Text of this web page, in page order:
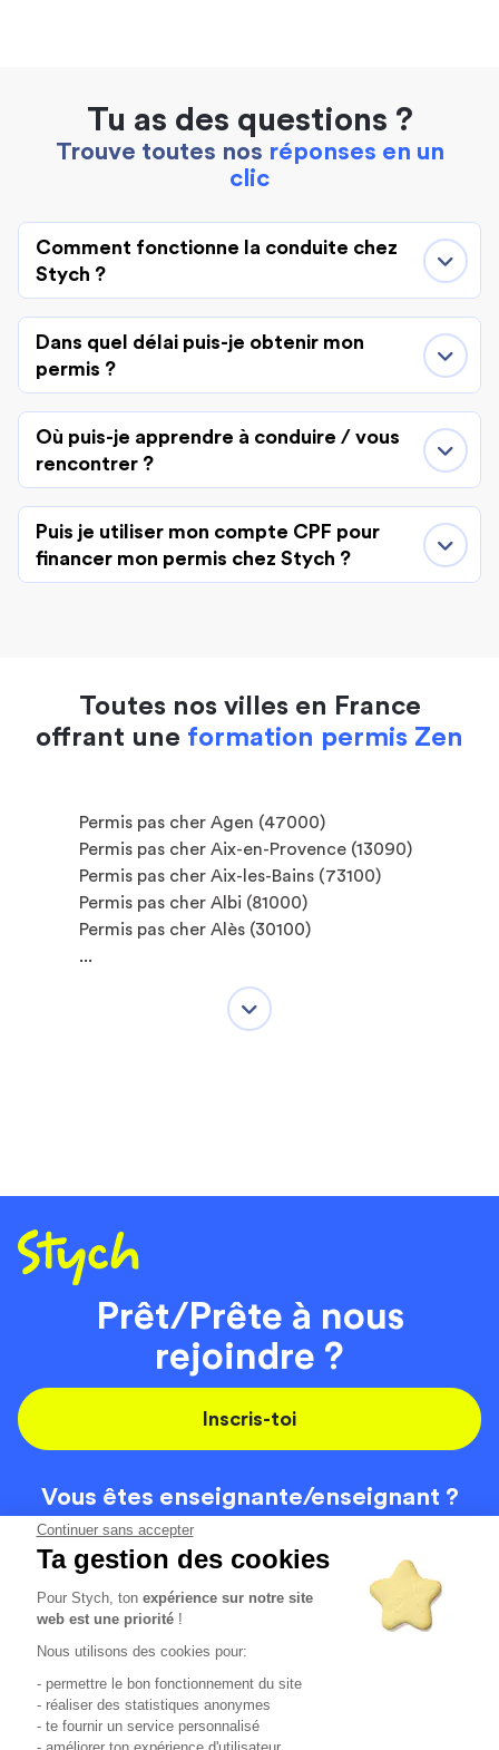
Continuer sans accepter
Ta gestion des cookies
Pour Stych, tonexpérience sur notre site
web est une priorité !
Nous utilisons des cookies pour:
- permettre le bon fonctionnement du site
- réaliser des statistiques anonymes
- te fournir un service personnalisé
- améliorer ton expérience d'utilisateur
Tu as des questions ?
Trouve toutes nos réponses en un
clic
Comment fonctionne la conduite chez
Stych ?
Dans quel délai puis-je obtenir mon
permis ?
Où puis-je apprendre à conduire / vous
rencontrer ?
Puis je utiliser mon compte CPF pour
financer mon permis chez Stych ?
Toutes nos villes en France
offrant une formation permis Zen
Permis pas cher Agen (47000)
Permis pas cher Aix-en-Provence (13090)
Permis pas cher Aix-les-Bains (73100)
Permis pas cher Albi (81000)
Permis pas cher Alès (30100)
...
Prêt/Prête à nous
rejoindre ?
Inscris-toi
Vous êtes enseignante/enseignant ?
On recrute
Code de la route
Localisation
Contact